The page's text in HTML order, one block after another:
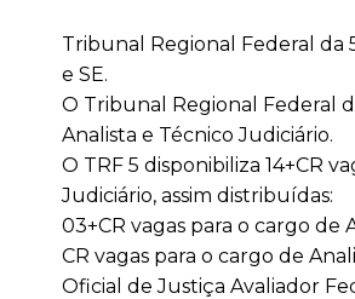
Tribunal Regional Federal da
e SE.
O Tribunal Regional Federal
Analista e Técnico Judiciário.
O TRF 5 disponibiliza 14+CR
Judiciário, assim distribuídas:
03+CR vagas para o cargo de
CR vagas para o cargo de
Oficial de Justiça Avaliador